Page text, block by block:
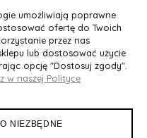
umożliwiają poprawne
ofertę do Twoich
przez nas
lub dostosować użycie
opcję "Dostosuj zgody".
w naszej Polityce
NIEZBĘDNE